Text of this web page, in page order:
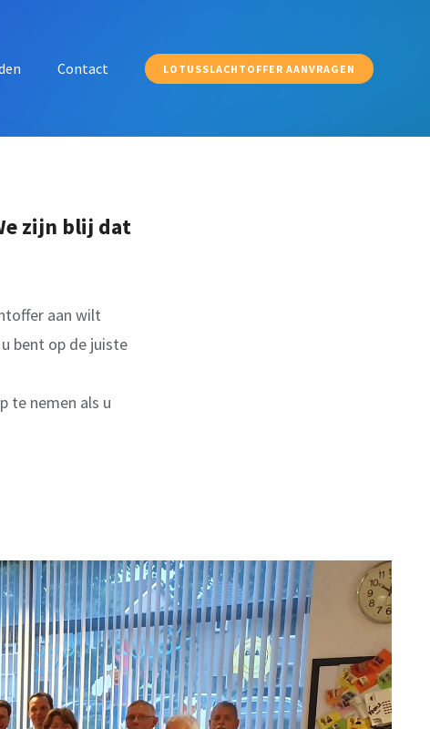
Contact LOTUSSLACHTOFFER AANVRAGEN
zijn blij dat
aan wilt
bent op de juiste
te nemen als u